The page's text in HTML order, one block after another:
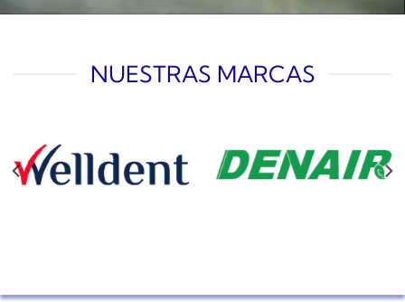
NUESTRAS MARCAS